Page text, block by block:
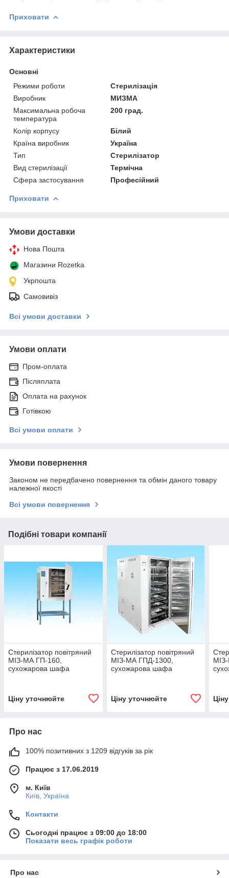
Приховати
Характеристики
Основні
Режими роботи
Стерилізація
Виробник
МИЗМА
Максимальна робоча
температура
200 град.
Колір корпусу
Білий
Країна виробник
Україна
Тип
Стерилізатор
Вид стерилізації
Термічна
Сфера застосування
Професійний
Приховати
Умови доставки
Нова Пошта
Магазини Rozetka
Укрпошта
Самовивіз
Всі умови доставки
Умови оплати
Пром-оплата
Післяплата
Оплата на рахунок
Готівкою
Всі умови оплати
Умови повернення
Законом не передбачено повернення та обмін даного товару
належної якості
Всі умови повернення
Подібні товари компанії
Стерилізатор повітряний
МІЗ-МА ГП-160,
сухожарова шафа
Ціну уточнюйте
Стерилізатор повітряний
МІЗ-МА ГПД-1300,
сухожарова шафа
Ціну уточнюйте
Про нас
100% позитивних з 1209 відгуків за рік
Працює з 17.06.2019
м. Київ
Київ, Україна
Контакти
Сьогодні працює з 09:00 до 18:00
Показати весь графік роботи
Про нас